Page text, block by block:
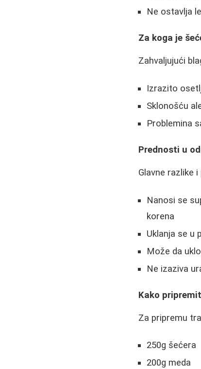
Ne ostavlja
Za koga je
Zahvaljujući
Izrazito
Sklonošću
Problemina
Prednosti u
Glavne razlike
Nanosi se
korena
Uklanja se u
Može da
Ne izaziva
Kako
Za pripremu
250g šećera
200g meda